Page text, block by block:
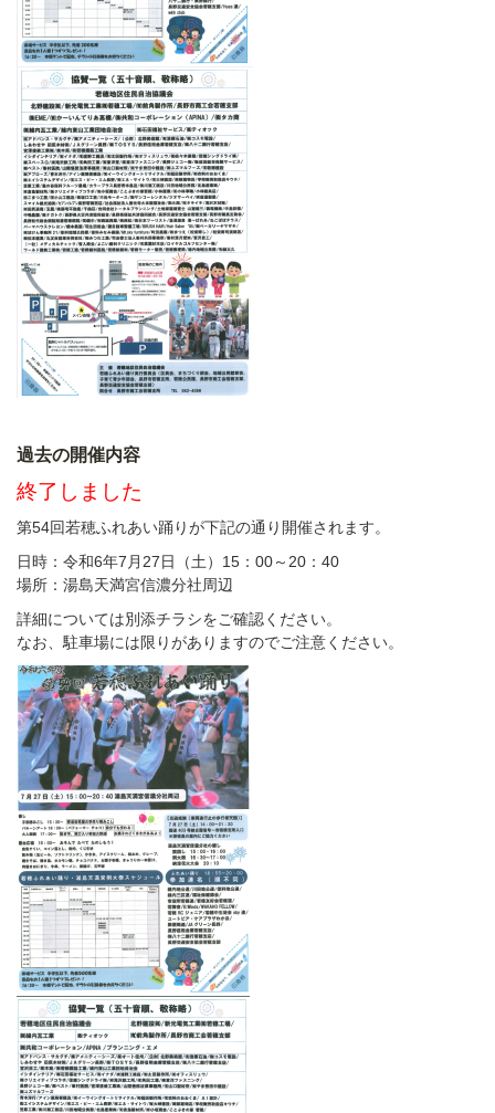
労働保険事務組合
地域振興事業
026-284-4556
各支所はこちら
お問合わせ
過去の開催内容
終了しました
第54回若穂ふれあい踊りが下記の通り開催されます。
日時：令和6年7月27日（土）15：00～20：40
場所：湯島天満宮信濃分社周辺
詳細については別添チラシをご確認ください。
なお、駐車場には限りがありますのでご注意ください。